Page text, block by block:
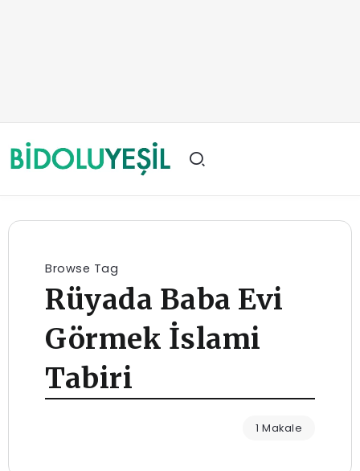
Browse Tag
Rüyada Baba Evi
Görmek İslami
Tabiri
1 Makale